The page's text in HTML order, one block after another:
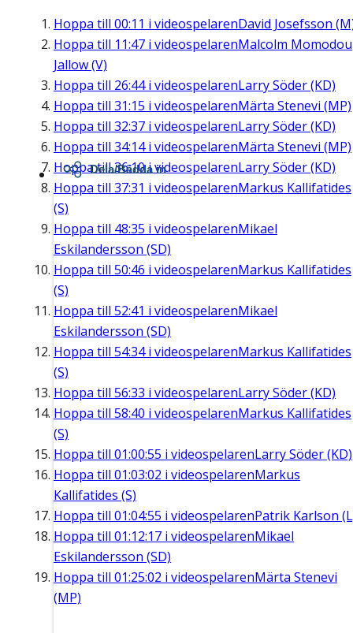
Hoppa till 00:11 i videospelarenDavid Josefsson
Hoppa till 11:47 i videospelarenMalcolm Momodou
Jallow (V)
Hoppa till 26:44i videospelarenLarry Söder (KD)
Hoppa till 31:15 i videospelarenMärta Stenevi (MP)
Hoppa till 32:37 i videospelarenLarry Söder (KD)
Hoppa till 34:14i videospelarenMärta Stenevi (MP)
Hoppa till36:10i videospelarenLarry Söder (KD)
Hoppa till 37:31 i videospelarenMarkus Kallifatides
(S)
Hoppa till 48:35 i videospelarenMikael
Eskilandersson (SD)
Hoppa till 50:46 i videospelarenMarkus Kallifatides
(S)
Hoppa till 52:41 i videospelarenMikael
Eskilandersson (SD)
Hoppa till 54:34i videospelarenMarkus Kallifatides
(S)
Hoppa till 56:33 i videospelarenLarry Söder (KD)
Hoppa till 58:40 i videospelarenMarkus Kallifatides
(S)
Hoppa till 01:00:55 i videospelarenLarry Söder (KD)
Hoppa till 01:03:02 i videospelarenMarkus
Kallifatides (S)
Hoppa till 01:04:55 i videospelarenPatrik Karlson
Hoppa till 01:12:17 i videospelarenMikael
Eskilandersson (SD)
Hoppa till 01:25:02 i videospelarenMärta Stenevi
(MP)
Dela/Bädda in